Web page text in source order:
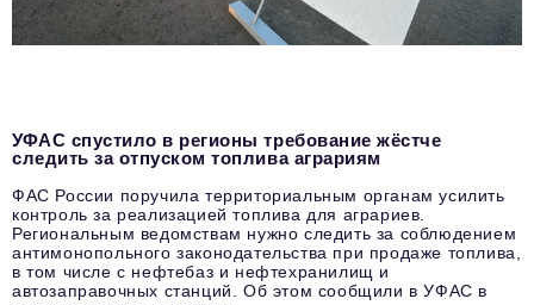
УФАС спустило в регионы требование жёстче
следить за отпуском топлива аграриям
ФАС России поручила территориальным органам усилить
контроль за реализацией топлива для аграриев.
Региональным ведомствам нужно следить за соблюдением
антимонопольного законодательства при продаже топлива,
в том числе с нефтебаз и нефтехранилищ и
автозаправочных станций. Об этом сообщили в УФАС в